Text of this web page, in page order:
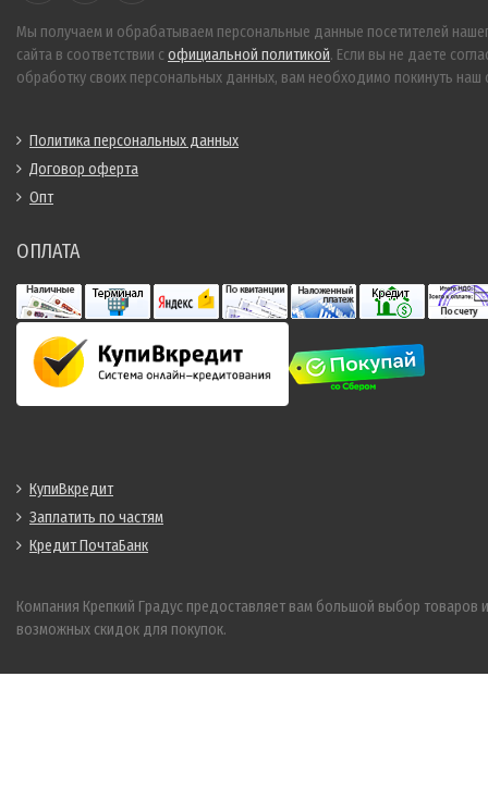
Мы получаем и обрабатываем персональные данные посетителей
сайта в соответствии с официальной политикой. Если вы не даете
обработку своих персональных данных, вам необходимо покинуть наш
Политика персональных данных
Договор оферта
Опт
ОПЛАТА
КупиВкредит
Заплатить по частям
Кредит ПочтаБанк
Компания Крепкий Градус предоставляет вам большой выбор товаров и
возможных скидок для покупок.